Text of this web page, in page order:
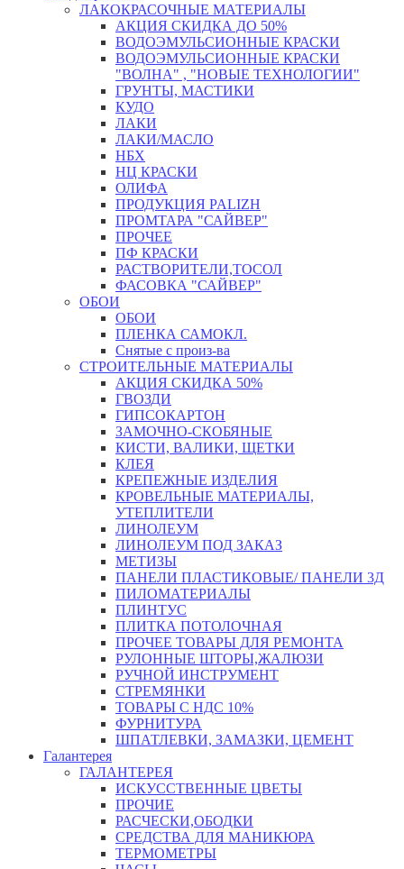
ЛАКОКРАСОЧНЫЕ МАТЕРИАЛЫ
АКЦИЯ СКИДКА ДО 50%
ВОДОЭМУЛЬСИОННЫЕ КРАСКИ
ВОДОЭМУЛЬСИОННЫЕ КРАСКИ
"ВОЛНА" , "НОВЫЕ ТЕХНОЛОГИИ"
ГРУНТЫ, МАСТИКИ
КУДО
ЛАКИ
ЛАКИ/МАСЛО
НБХ
НЦ КРАСКИ
ОЛИФА
ПРОДУКЦИЯ PALIZH
ПРОМТАРА "САЙВЕР"
ПРОЧЕЕ
ПФ КРАСКИ
РАСТВОРИТЕЛИ,ТОСОЛ
ФАСОВКА "САЙВЕР"
ОБОИ
ОБОИ
ПЛЕНКА САМОКЛ.
Снятые с произ-ва
СТРОИТЕЛЬНЫЕ МАТЕРИАЛЫ
АКЦИЯ СКИДКА 50%
ГВОЗДИ
ГИПСОКАРТОН
ЗАМОЧНО-СКОБЯНЫЕ
КИСТИ, ВАЛИКИ, ЩЕТКИ
КЛЕЯ
КРЕПЕЖНЫЕ ИЗДЕЛИЯ
КРОВЕЛЬНЫЕ МАТЕРИАЛЫ,
УТЕПЛИТЕЛИ
ЛИНОЛЕУМ
ЛИНОЛЕУМ ПОД ЗАКАЗ
МЕТИЗЫ
ПАНЕЛИ ПЛАСТИКОВЫЕ/ ПАНЕЛИ 3Д
ПИЛОМАТЕРИАЛЫ
ПЛИНТУС
ПЛИТКА ПОТОЛОЧНАЯ
ПРОЧЕЕ ТОВАРЫ ДЛЯ РЕМОНТА
РУЛОННЫЕ ШТОРЫ,ЖАЛЮЗИ
РУЧНОЙ ИНСТРУМЕНТ
СТРЕМЯНКИ
ТОВАРЫ С НДС 10%
ФУРНИТУРА
ШПАТЛЕВКИ, ЗАМАЗКИ, ЦЕМЕНТ
Галантерея
ГАЛАНТЕРЕЯ
ИСКУССТВЕННЫЕ ЦВЕТЫ
ПРОЧИЕ
РАСЧЕСКИ,ОБОДКИ
СРЕДСТВА ДЛЯ МАНИКЮРА
ТЕРМОМЕТРЫ